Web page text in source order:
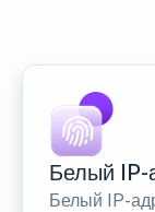
Белый IP-
Белый IP-